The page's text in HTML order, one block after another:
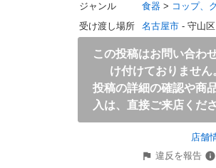
ジャンル 食器 > コップ、
受け渡し場所
名古屋市 - 守山区
この投稿はお問い合わ
け付けておりません
投稿の詳細の確認や商
入は、直接ご来店くださ
店舗
違反を報告